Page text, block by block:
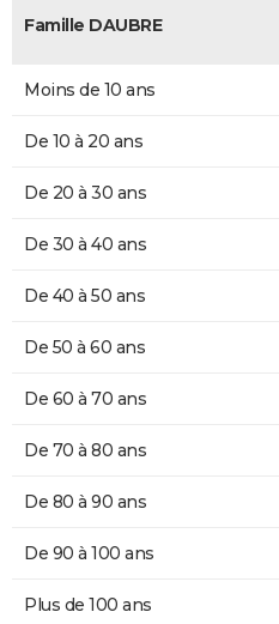
Famille DAUBRE
Moins de 10 ans
De 10 à 20 ans
De 20 à 30 ans
De 30 à 40 ans
De 40 à 50 ans
De 50 à 60 ans
De 60 à 70 ans
De 70 à 80 ans
De 80 à 90 ans
De 90 à 100 ans
Plus de 100 ans